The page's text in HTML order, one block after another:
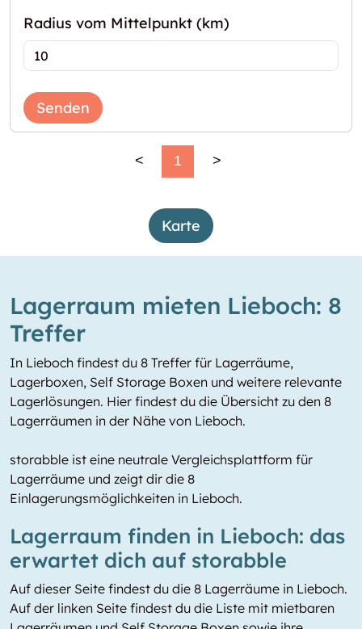
Radius vom Mittelpunkt (km)
Senden
< 1 >
Karte
Lagerraum mieten Lieboch: 8
Treffer
In Lieboch findest du 8 Treffer für Lagerräume,
Lagerboxen, Self Storage Boxen und weitere relevante
Lagerlösungen. Hier findest du die Übersicht zu den 8
Lagerräumen in der Nähe von Lieboch.
storabble ist eine neutrale Vergleichsplattform für
Lagerräume und zeigt dir die 8
Einlagerungsmöglichkeiten in Lieboch.
Lagerraum finden in Lieboch: das
erwartet dich auf storabble
Auf dieser Seite findest du die 8 Lagerräume in Lieboch.
Auf der linken Seite findest du die Liste mit mietbaren